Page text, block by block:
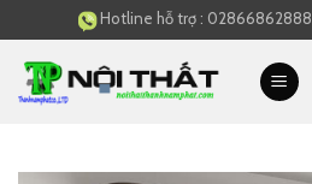
to
content
Hotline hỗ trợ : 02866862888